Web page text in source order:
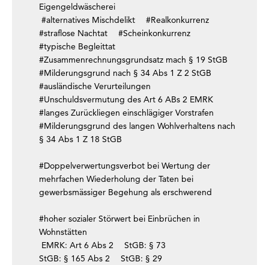
Eigengeldwäscherei
#alternatives Mischdelikt
#Realkonkurrenz
#straflose Nachtat
#Scheinkonkurrenz
#typische Begleittat
#Zusammenrechnungsgrundsatz mach § 19 StGB
#Milderungsgrund nach § 34 Abs 1 Z 2 StGB
#ausländische Verurteilungen
#Unschuldsvermutung des Art 6 ABs 2 EMRK
#langes Zurückliegen einschlägiger Vorstrafen
#Milderungsgrund des langen Wohlverhaltens nach
§ 34 Abs 1 Z 18 StGB
#Doppelverwertungsverbot bei Wertung der
mehrfachen Wiederholung der Taten bei
gewerbsmässiger Begehung als erschwerend
#hoher sozialer Störwert bei Einbrüchen in
Wohnstätten
EMRK: Art 6 Abs 2
StGB: § 73
StGB: § 165 Abs 2
StGB: § 29